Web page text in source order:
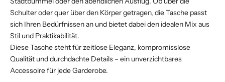
Schulter oder quer über den Körper getragen, die Tasche passt
sich Ihren Bedürfnissen an und bietet dabei den idealen Mix aus
Stil und Praktikabilität.
Diese Tasche steht für zeitlose Eleganz, kompromisslose
Qualität und durchdachte Details – ein unverzichtbares
Accessoire für jede Garderobe.